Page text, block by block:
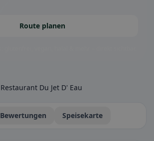
Route planen
Restaurant Du Jet D' Eau
Bewertungen Speisekarte